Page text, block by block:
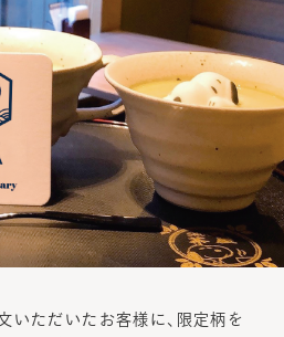
いただいたお客様に、限定柄を